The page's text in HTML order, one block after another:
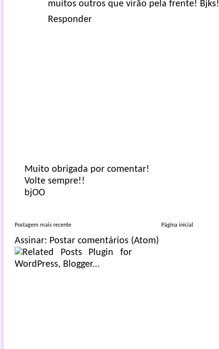
muitos outros que virão pela frente! Bjks!
Responder
Muito obrigada por comentar!
Volte sempre!!
bjOO
Postagem mais recente Página inicial
Assinar: Postar comentários (Atom)